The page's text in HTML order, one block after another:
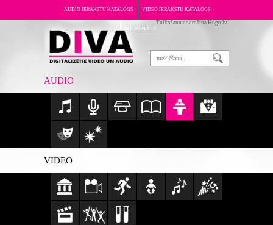
AUDIO IERAKSTU KATALOGS VIDEO IERAKSTU KATALOGS
PAR PORTĀLU
Tulkošanu nodrošina Hugo.lv
AUDIO
VIDEO